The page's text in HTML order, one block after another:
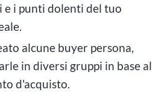
e i punti dolenti del tuo
alcune buyer persona,
in diversi gruppi in base al
d'acquisto.